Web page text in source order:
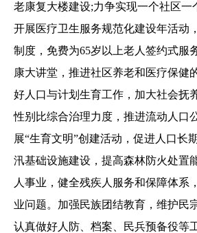
老康复大楼建设;力争实现一个社区一
开展医疗卫生服务规范化建设年活动
制度，免费为65岁以上老人签约式服
康大讲堂，推进社区养老和医疗保健
好人口与计划生育工作，加大社会抚
性别比综合治理力度，推进流动人口
展“生育文明”创建活动，促进人口长
汛基础设施建设，提高森林防火处置
人事业，健全残疾人服务和保障体系
业问题。加强民族团结教育，维护民
认真做好人防、档案、民兵预备役等